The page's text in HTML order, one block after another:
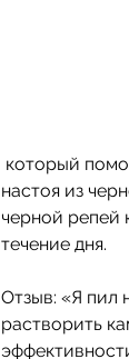
настоя из
черной репей
течение дня.
Отзыв: «Я пил
растворить